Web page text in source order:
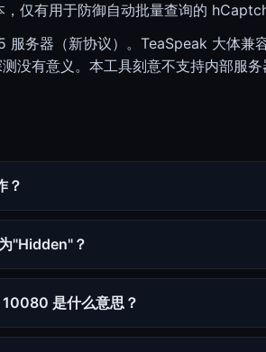
仅有用于防御自动批量查询的
务器（新协议）。TeaSpeak 大体兼
没有意义。本工具刻意不支持内部服务
？
"Hidden"？
是什么意思？